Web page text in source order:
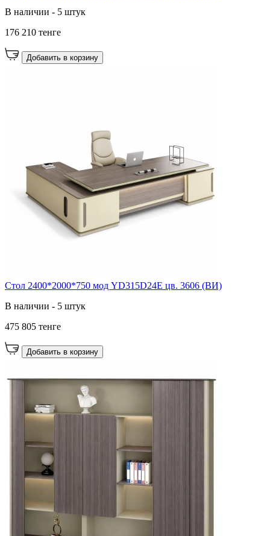
В наличии - 5 штук
176 210 тенге
Добавить в корзину
Стол 2400*2000*750 мод YD315D24E цв. 3606 (ВИ)
В наличии - 5 штук
475 805 тенге
Добавить в корзину